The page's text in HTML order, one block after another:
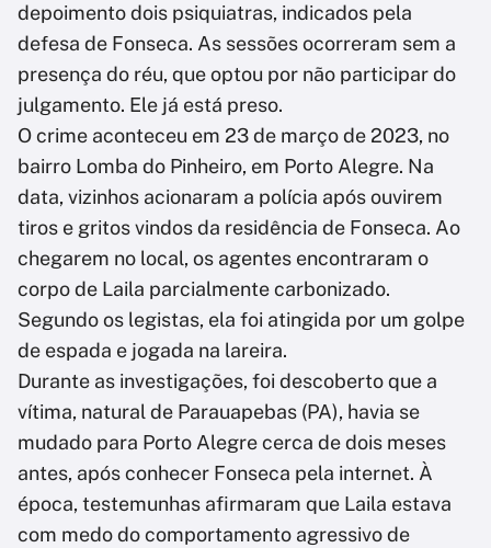
depoimento dois psiquiatras, indicados pela
defesa de Fonseca. As sessões ocorreram sem a
presença do réu, que optou por não participar do
julgamento. Ele já está preso.
O crime aconteceu em 23 de março de 2023, no
bairro Lomba do Pinheiro, em Porto Alegre. Na
data, vizinhos acionaram a polícia após ouvirem
tiros e gritos vindos da residência de Fonseca. Ao
chegarem no local, os agentes encontraram o
corpo de Laila parcialmente carbonizado.
Segundo os legistas, ela foi atingida por um golpe
de espada e jogada na lareira.
Durante as investigações, foi descoberto que a
vítima, natural de Parauapebas (PA), havia se
mudado para Porto Alegre cerca de dois meses
antes, após conhecer Fonseca pela internet. À
época, testemunhas afirmaram que Laila estava
com medo do comportamento agressivo de